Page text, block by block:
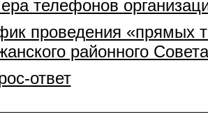
телефонов
проведения «прямых
районного
ответ